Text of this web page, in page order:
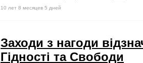
10 лет 8 месяцев 5 дней
Заходи з нагоди
Гідності та Свободи